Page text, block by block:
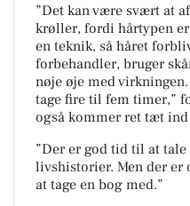
”Det kan være svært at
krøller, fordi hårtypen
en teknik, så håret
forbehandler, bruger
nøje øje med
tage fire til fem timer,”
også kommer ret tæt
”Der er god tid til at
livshistorier. Men der er
at tage en bog med.”